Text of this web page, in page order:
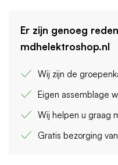
Er zijn genoeg
mdhelektroshop.nl
Wij zijn de
Eigen assemblage
Wij helpen u graag
Gratis bezorging